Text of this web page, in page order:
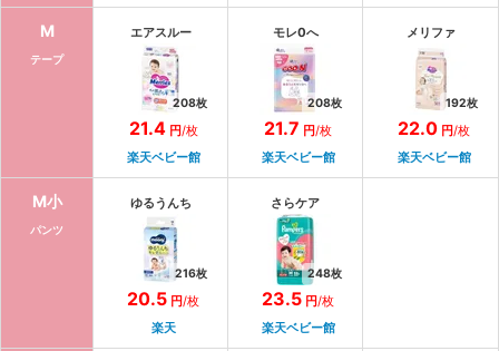
M
テープ
エアスルー
208枚
21.4 円/枚
楽天ベビー館
モレ0へ
208枚
21.7 円/枚
楽天ベビー館
メリファ
192枚
22.0 円/枚
楽天ベビー館
M小
パンツ
ゆるうんち
216枚
20.5 円/枚
楽天
さらケア
248枚
23.5 円/枚
楽天ベビー館